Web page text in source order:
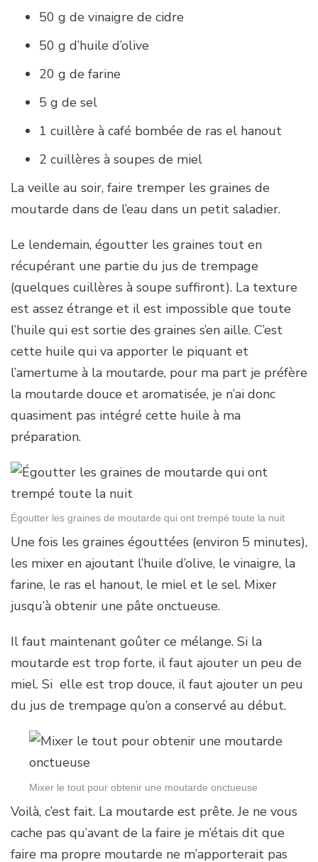
50 g de vinaigre de cidre
50 g d’huile d’olive
20 g de farine
5 g de sel
1 cuillère à café bombée de ras el hanout
2 cuillères à soupes de miel
La veille au soir, faire tremper les graines de
moutarde dans de l’eau dans un petit saladier.
Le lendemain, égoutter les graines tout en
récupérant une partie du jus de trempage
(quelques cuillères à soupe suffiront). La texture
est assez étrange et il est impossible que toute
l’huile qui est sortie des graines s’en aille. C’est
cette huile qui va apporter le piquant et
l’amertume à la moutarde, pour ma part je préfère
la moutarde douce et aromatisée, je n’ai donc
quasiment pas intégré cette huile à ma
préparation.
Égoutter les graines de moutarde qui ont trempé toute la nuit
Une fois les graines égouttées (environ 5 minutes),
les mixer en ajoutant l’huile d’olive, le vinaigre, la
farine, le ras el hanout, le miel et le sel. Mixer
jusqu’à obtenir une pâte onctueuse.
Il faut maintenant goûter ce mélange. Si la
moutarde est trop forte, il faut ajouter un peu de
miel. Si elle est trop douce, il faut ajouter un peu
du jus de trempage qu’on a conservé au début.
Mixer le tout pour obtenir une moutarde onctueuse
Voilà, c’est fait. La moutarde est prête. Je ne vous
cache pas qu’avant de la faire je m’étais dit que
faire ma propre moutarde ne m’apporterait pas